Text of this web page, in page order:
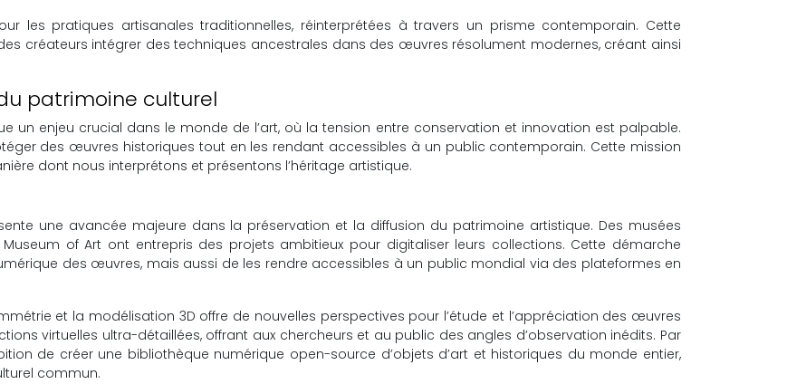
les pratiques artisanales traditionnelles, réinterprétées à travers un prisme contemporain. Cette
créateurs intégrer des techniques ancestrales dans des œuvres résolument modernes, créant ainsi
patrimoine culturel
un enjeu crucial dans le monde de l’art, où la tension entre conservation et innovation est palpable.
des œuvres historiques tout en les rendant accessibles à un public contemporain. Cette mission
dont nous interprétons et présentons l’héritage artistique.
une avancée majeure dans la préservation et la diffusion du patrimoine artistique. Des musées
of Art ont entrepris des projets ambitieux pour digitaliser leurs collections. Cette démarche
des œuvres, mais aussi de les rendre accessibles à un public mondial via des plateformes en
et la modélisation 3D offre de nouvelles perspectives pour l’étude et l’appréciation des œuvres
virtuelles ultra-détaillées, offrant aux chercheurs et au public des angles d’observation inédits. Par
de créer une bibliothèque numérique open-source d’objets d’art et historiques du monde entier,
commun.